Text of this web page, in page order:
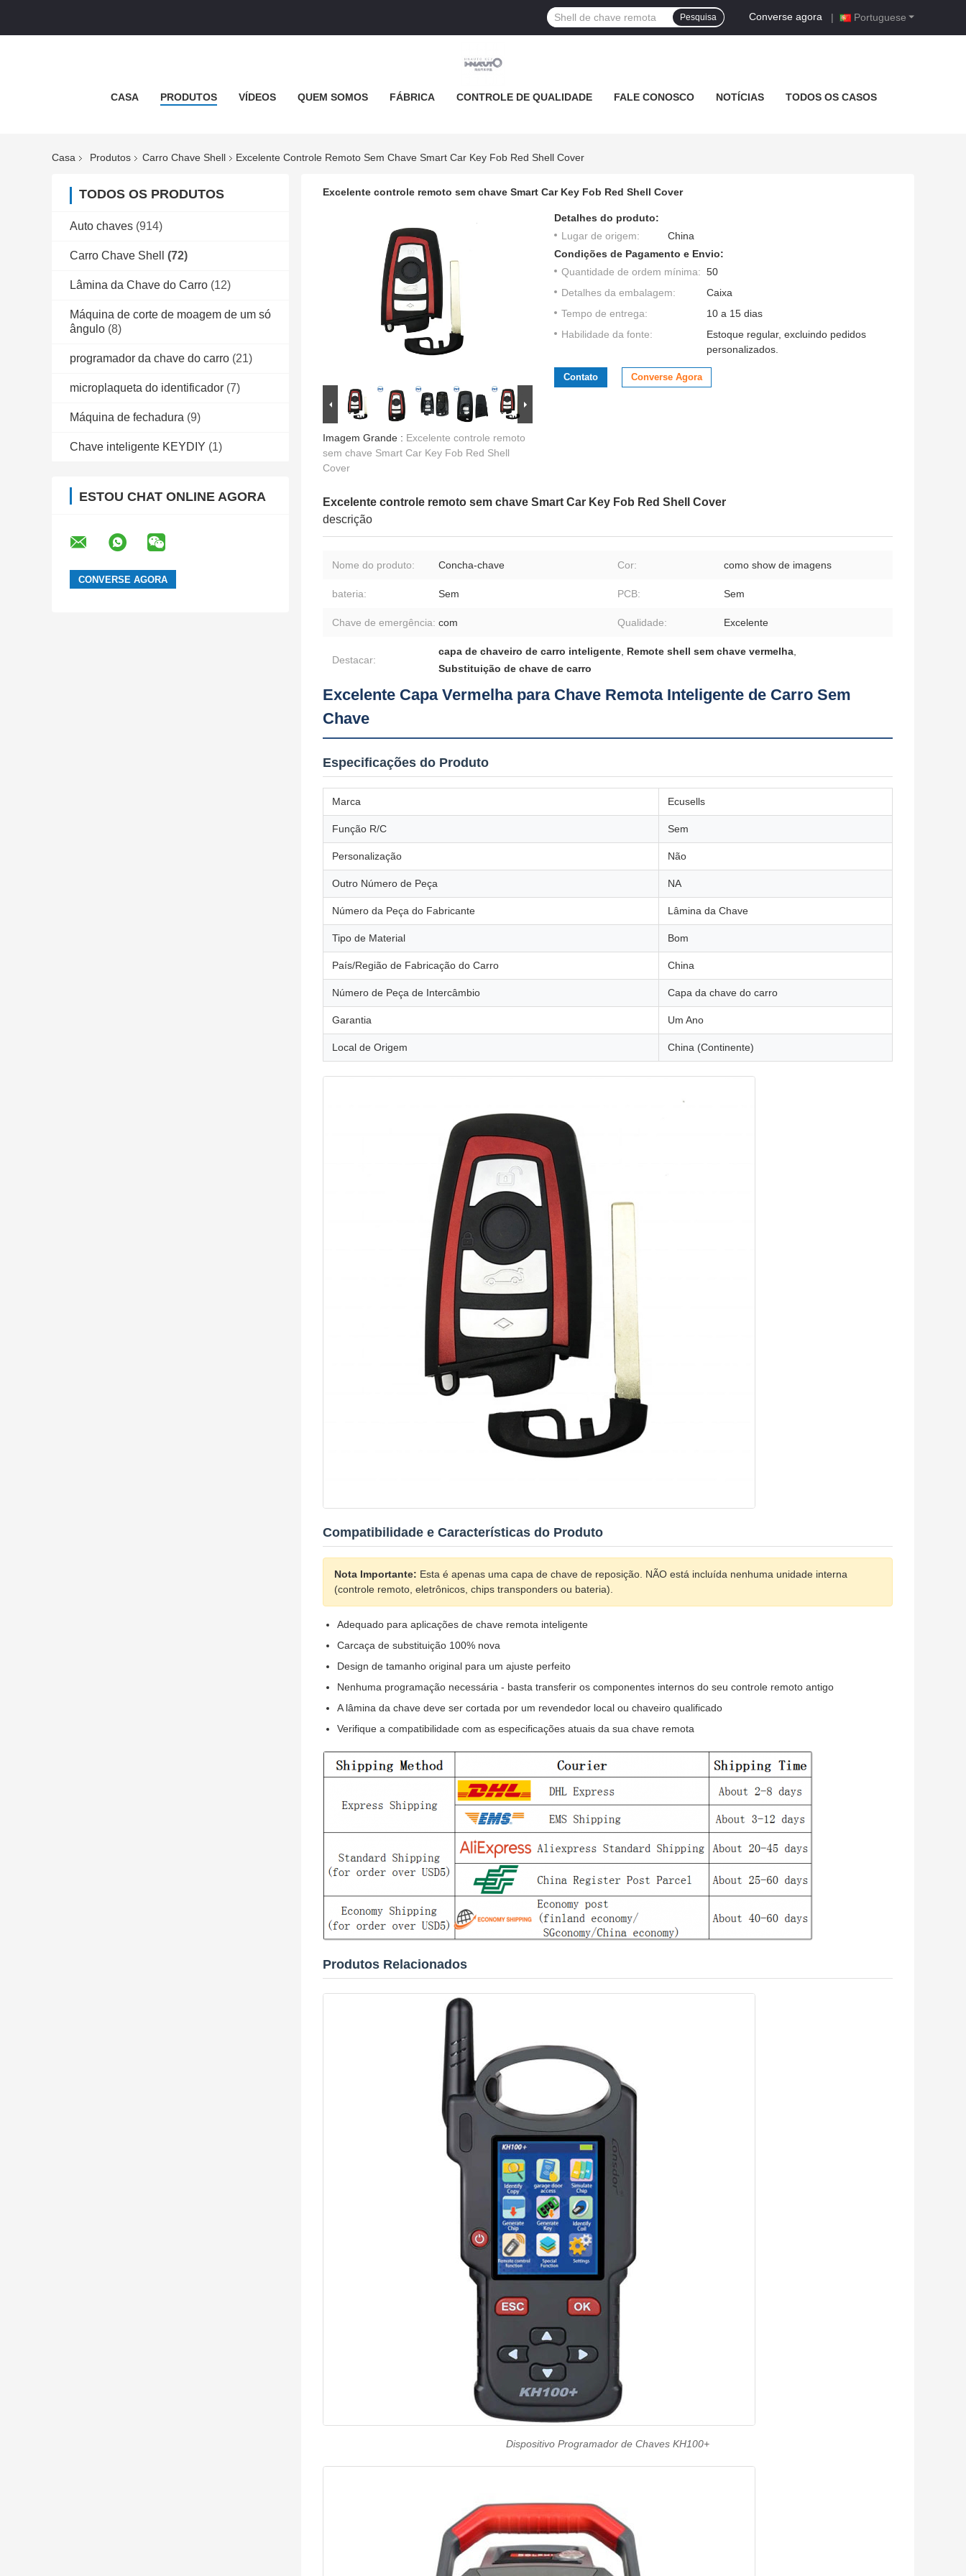
Portuguese
Converse agora |
Pesquisa
CASA PRODUTOS VÍDEOS QUEM SOMOS FÁBRICA CONTROLE DE QUALIDADE FALE CONOSCO NOTÍCIAS TODOS OS CASOS
Casa Produtos Carro Chave Shell Excelente Controle Remoto Sem Chave Smart Car Key Fob Red Shell Cover
TODOS OS PRODUTOS
Auto chaves (914)
Carro Chave Shell (72)
Lâmina da Chave do Carro (12)
Máquina de corte de moagem de um só
ângulo (8)
programador da chave do carro (21)
microplaqueta do identificador (7)
Máquina de fechadura (9)
Chave inteligente KEYDIY (1)
ESTOU CHAT ONLINE AGORA
Excelente controle remoto sem chave Smart Car Key Fob Red Shell Cover
Imagem Grande : Excelente controle remoto
sem chave Smart Car Key Fob Red Shell
Cover
Detalhes do produto:
Lugar de origem:
China
Condições de Pagamento e Envio:
Quantidade de ordem mínima: 50
Detalhes da embalagem:
Caixa
Tempo de entrega:
10 a 15 dias
Habilidade da fonte:
Estoque regular, excluindo pedidos
personalizados.
Contato Converse Agora
Excelente controle remoto sem chave Smart Car Key Fob Red Shell Cover
descrição
Nome do produto: Concha-chave Cor: como show de imagens
bateria: Sem PCB: Sem
Chave de emergência: com Qualidade: Excelente
Destacar:
capa de chaveiro de carro inteligente, Remote shell sem chave vermelha,
Substituição de chave de carro
Excelente Capa Vermelha para Chave Remota Inteligente de Carro Sem
Chave
Especificações do Produto
Marca Ecusells
Função R/C Sem
Personalização Não
Outro Número de Peça NA
Número da Peça do Fabricante Lâmina da Chave
Tipo de Material Bom
País/Região de Fabricação do Carro China
Número de Peça de Intercâmbio Capa da chave do carro
Garantia Um Ano
Local de Origem China (Continente)
Compatibilidade e Características do Produto
Nota Importante: Esta é apenas uma capa de chave de reposição. NÃO está incluída nenhuma unidade interna
(controle remoto, eletrônicos, chips transponders ou bateria).
Adequado para aplicações de chave remota inteligente
Carcaça de substituição 100% nova
Design de tamanho original para um ajuste perfeito
Nenhuma programação necessária - basta transferir os componentes internos do seu controle remoto antigo
A lâmina da chave deve ser cortada por um revendedor local ou chaveiro qualificado
Verifique a compatibilidade com as especificações atuais da sua chave remota
Produtos Relacionados
Dispositivo Programador de Chaves KH100+